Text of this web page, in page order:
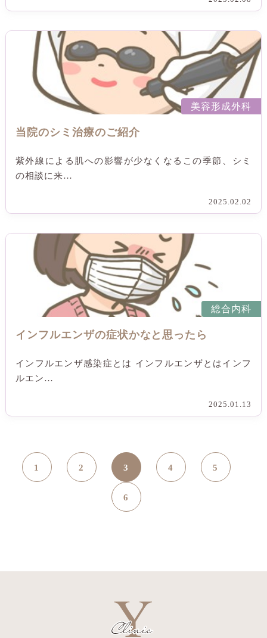
美容形成外科
当院のシミ治療のご紹介
紫外線による肌への影響が少なくなるこの季節、シミ
の相談に来…
2025.02.02
総合内科
インフルエンザの症状かなと思ったら
インフルエンザ感染症とは インフルエンザとはインフ
ルエン…
2025.01.13
1 2 3 4 5
6